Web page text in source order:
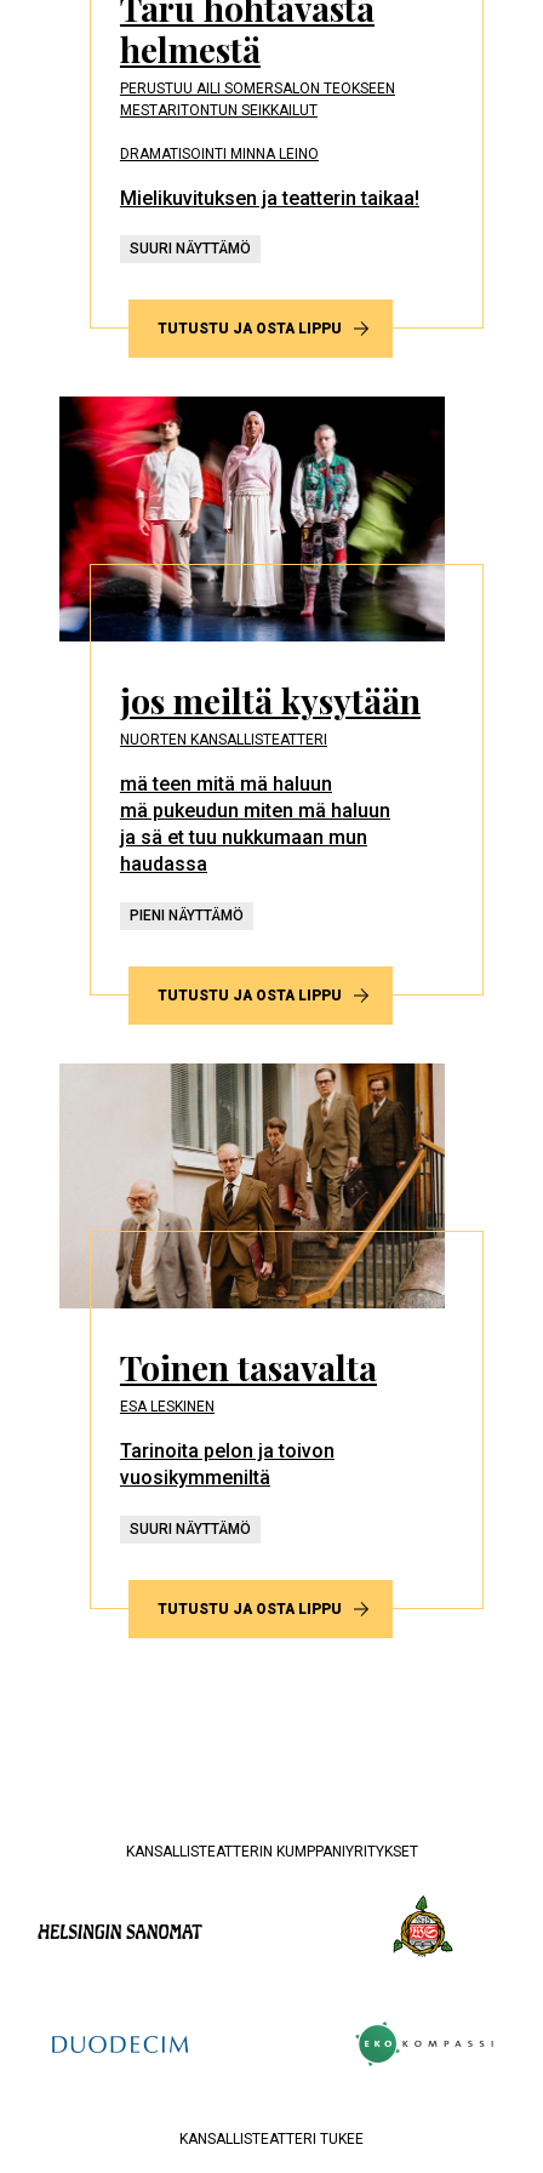
helmestä
PERUSTUU AILI SOMERSALON TEOKSEEN
MESTARITONTUN SEIKKAILUT
DRAMATISOINTI MINNA LEINO
Mielikuvituksen ja teatterin taikaa!
SUURI NÄYTTÄMÖ
TUTUSTU JA OSTA LIPPU
jos meiltä kysytään
NUORTEN KANSALLISTEATTERI
mä teen mitä mä haluun
mä pukeudun miten mä haluun
ja sä et tuu nukkumaan mun
haudassa
PIENI NÄYTTÄMÖ
TUTUSTU JA OSTA LIPPU
Toinen tasavalta
ESA LESKINEN
Tarinoita pelon ja toivon
vuosikymmeniltä
SUURI NÄYTTÄMÖ
TUTUSTU JA OSTA LIPPU
KANSALLISTEATTERIN KUMPPANIYRITYKSET
KANSALLISTEATTERI TUKEE